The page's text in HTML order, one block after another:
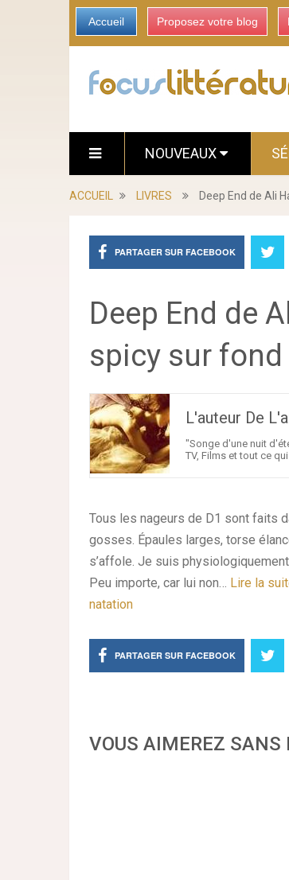
Accueil Proposez votre blog
NOUVEAUX
ACCUEIL LIVRES Deep End de Ali
PARTAGER SUR FACEBOOK
Deep End de
spicy sur
L'auteur De
"Songe d'une nuit
TV, Films et tout ce
Tous les nageurs de D1 sont faits
gosses. Épaules larges, torse
s’affole. Je suis
Peu importe, car lui non… Lire la
natation
PARTAGER SUR FACEBOOK
VOUS AIMEREZ SANS